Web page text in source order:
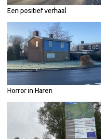
Een positief verhaal
Horror in Haren